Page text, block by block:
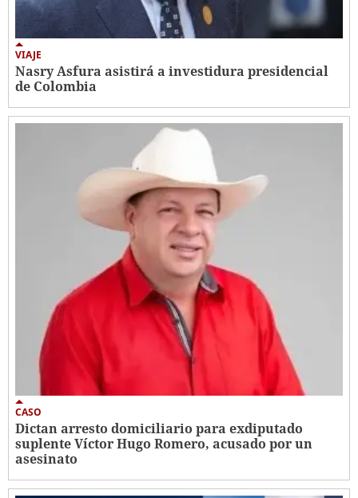
VIAJE
Nasry Asfura asistirá a investidura presidencial
de Colombia
CASO
Dictan arresto domiciliario para exdiputado
suplente Víctor Hugo Romero, acusado por un
asesinato